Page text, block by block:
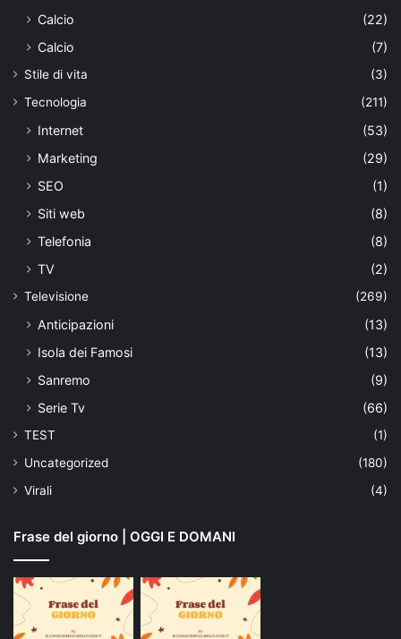
Calcio
(22)
Calcio
(7)
Stile di vita
(3)
Tecnologia
(211)
Internet
(53)
Marketing
(29)
SEO
(1)
Siti web
(8)
Telefonia
(8)
TV
(2)
Televisione (269)
Anticipazioni
(13)
Isola dei Famosi
(13)
Sanremo
(9)
Serie Tv
(66)
TEST
(1)
Uncategorized
(180)
Virali
(4)
Frase del giorno | OGGI E DOMANI